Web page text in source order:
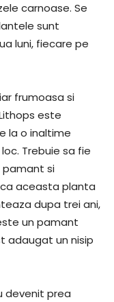
carnoase. Se
sunt
luni, fiecare pe
frumoasa si
este
la o inaltime
Trebuie sa fie
si
aceasta planta
dupa trei ani,
un pamant
adaugat un nisip
devenit prea